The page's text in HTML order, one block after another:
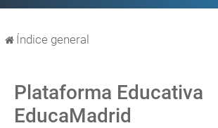
Índice general
Plataforma Educativa
EducaMadrid